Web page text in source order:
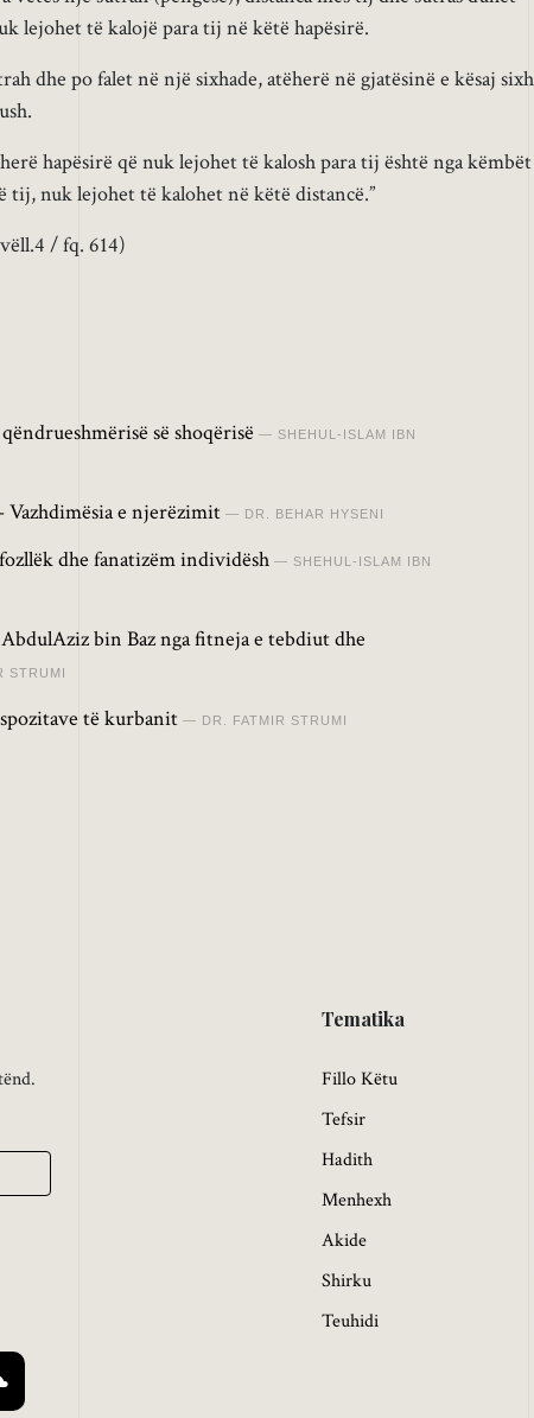
lejohet të kalojë para tij në këtë hapësirë.
dhe po falet në një sixhade, atëherë në gjatësinë e kësaj
hapësirë që nuk lejohet të kalosh para tij është nga
tij, nuk lejohet të kalohet në këtë distancë.”
/ fq. 614)
së shoqërisë SHEHUL-ISLAM IBN
Vazhdimësia e njerëzimit DR. BEHAR HYSENI
dhe fanatizëm individësh SHEHUL-ISLAM IBN
bin Baz nga fitneja e tebdiut dhe
STRUMI
të kurbanit DR. FATMIR STRUMI
Tematika
Fillo Këtu
Tefsir
Hadith
Menhexh
Akide
Shirku
Teuhidi